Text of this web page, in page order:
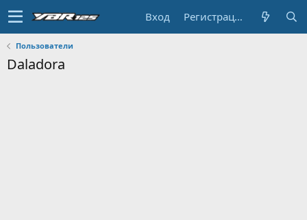
Вход Регистрация
Пользователи
Daladora